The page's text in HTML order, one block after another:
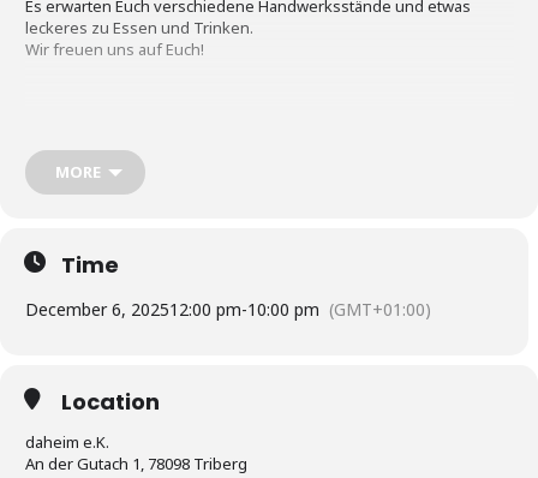
Es erwarten Euch verschiedene Handwerksstände und etwas
leckeres zu Essen und Trinken.
Wir freuen uns auf Euch!
Unsere Aussteller:
Waffeln, Linzertorte
MORE
Time
December 6, 202512:00 pm-10:00 pm (GMT+01:00)
Location
daheim e.K.
An der Gutach 1, 78098 Triberg